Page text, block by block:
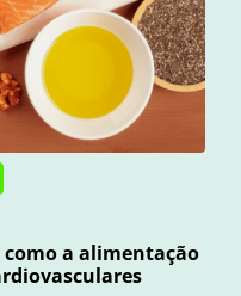
como a alimentação